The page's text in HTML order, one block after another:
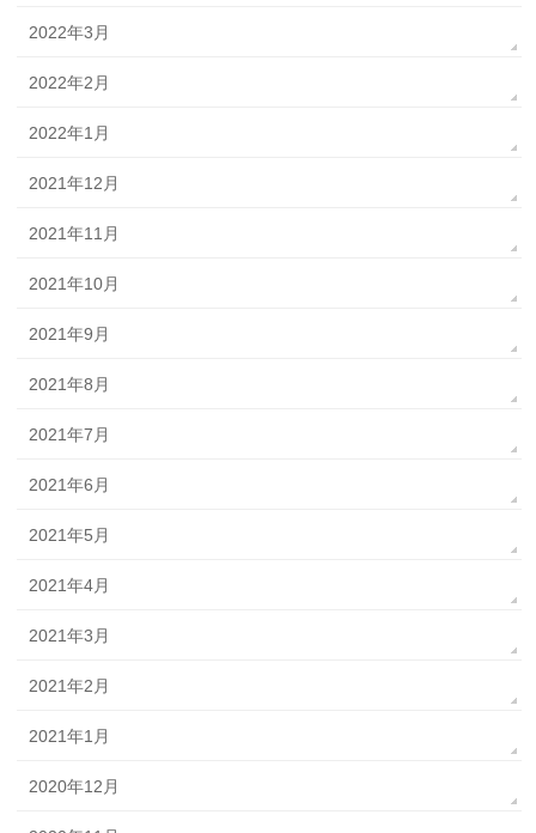
2022年3月
2022年2月
2022年1月
2021年12月
2021年11月
2021年10月
2021年9月
2021年8月
2021年7月
2021年6月
2021年5月
2021年4月
2021年3月
2021年2月
2021年1月
2020年12月